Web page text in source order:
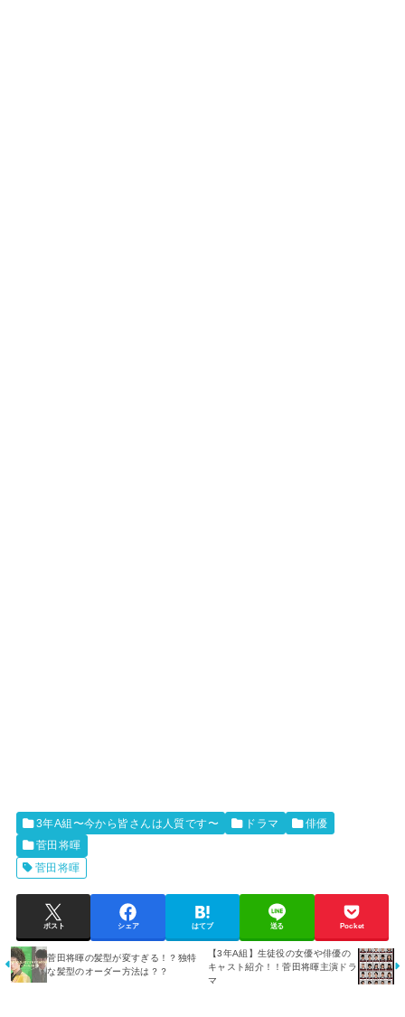
3年A組〜今から皆さんは人質です〜 ドラマ
俳優
菅田将暉
菅田将暉
ポスト シェア はてブ 送る Pocket
菅田将暉の髪型が変すぎる！？独特
な髪型のオーダー方法は？？
【3年A組】生徒役の女優や俳優の
キャスト紹介！！菅田将暉主演ドラ
マ